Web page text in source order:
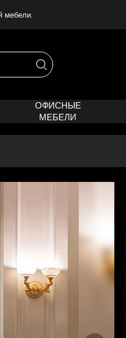
мебели.
ОФИСНЫЕ
МЕБЕЛИ